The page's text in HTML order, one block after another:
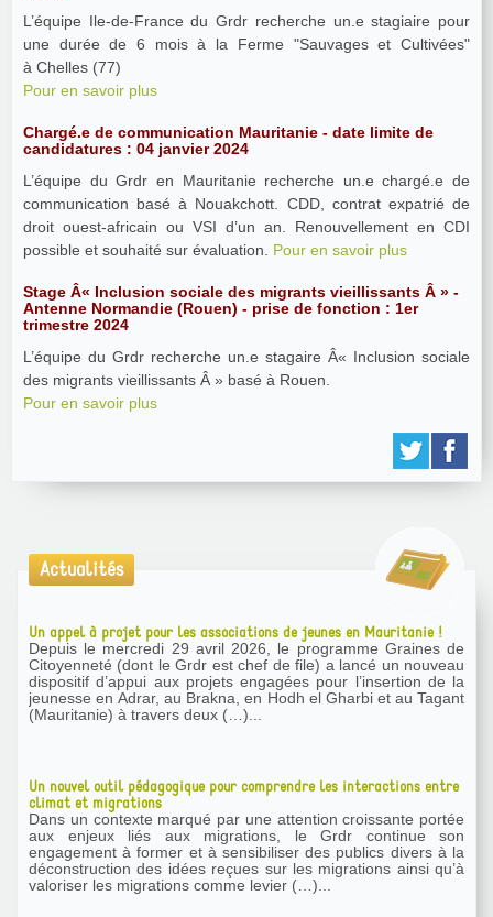
L’équipe Ile-de-France du Grdr recherche un.e stagiaire pour
une durée de 6 mois à la Ferme "Sauvages et Cultivées"
à Chelles (77)
Pour en savoir plus
Chargé.e de communication Mauritanie - date limite de
candidatures : 04 janvier 2024
L’équipe du Grdr en Mauritanie recherche un.e chargé.e de
communication basé à Nouakchott. CDD, contrat expatrié de
droit ouest-africain ou VSI d’un an. Renouvellement en CDI
possible et souhaité sur évaluation. Pour en savoir plus
Stage Â« Inclusion sociale des migrants vieillissants Â » -
Antenne Normandie (Rouen) - prise de fonction : 1er
trimestre 2024
L’équipe du Grdr recherche un.e stagaire Â« Inclusion sociale
des migrants vieillissants Â » basé à Rouen.
Pour en savoir plus
Actualités
Un appel à projet pour les associations de jeunes en Mauritanie !
Depuis le mercredi 29 avril 2026, le programme Graines de
Citoyenneté (dont le Grdr est chef de file) a lancé un nouveau
dispositif d’appui aux projets engagées pour l’insertion de la
jeunesse en Adrar, au Brakna, en Hodh el Gharbi et au Tagant
(Mauritanie) à travers deux (…)...
Un nouvel outil pédagogique pour comprendre les interactions entre
climat et migrations
Dans un contexte marqué par une attention croissante portée
aux enjeux liés aux migrations, le Grdr continue son
engagement à former et à sensibiliser des publics divers à la
déconstruction des idées reçues sur les migrations ainsi qu’à
valoriser les migrations comme levier (…)...